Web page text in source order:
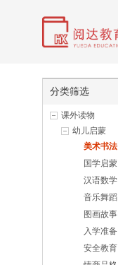
分类筛选
课外读物
幼儿启蒙
美术书法
国学启蒙
汉语数学
音乐舞蹈
图画故事
入学准备
安全教育